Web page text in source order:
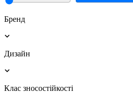
Бренд
Дизайн
Клас зносостійкості